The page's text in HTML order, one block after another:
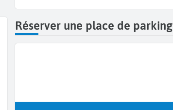
Réserver une place de parking